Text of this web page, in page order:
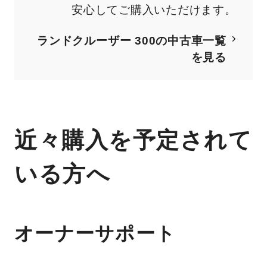
安心してご購入いただけます。
ランドクルーザー 300の中古車一覧
を見る
近々購入を予定されて
いる方へ
オーナーサポート